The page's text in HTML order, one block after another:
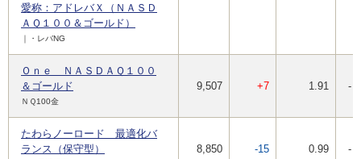
愛称：アドレバＸ（ＮＡＳＤ
ＡＱ１００＆ゴールド）
｜・レバNG
Ｏｎｅ ＮＡＳＤＡＱ１００
＆ゴールド
ＮＱ100金
9,507 +7 1.91 -
たわらノーロード 最適化バ
ランス（保守型）
8,850 -15 0.99 -